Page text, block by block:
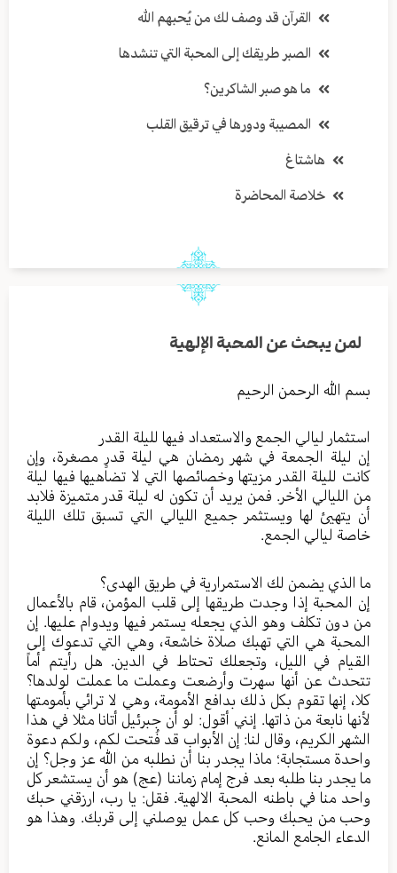
القرآن قد وصف لك من يُحبهم الله
الصبر طريقك إلى المحبة التي تنشدها
ما هو صبر الشاكرين؟
المصيبة ودورها في ترقيق القلب
هاشتاغ
خلاصة المحاضرة
لمن يبحث عن المحبة الإلهية
بسم الله الرحمن الرحيم
استثمار ليالي الجمع والاستعداد فيها لليلة القدر
إن ليلة الجمعة في شهر رمضان هي ليلة قدرٍ مصغرة، وإن
كانت لليلة القدر مزيتها وخصائصها التي لا تضاهيها فيها ليلة
من الليالي الأخر. فمن يريد أن تكون له ليلة قدر متميزة فلابد
أن يتهيئ لها ويستثمر جميع الليالي التي تسبق تلك الليلة
خاصة ليالي الجمع.
ما الذي يضمن لك الاستمرارية في طريق الهدى؟
إن المحبة إذا وجدت طريقها إلى قلب المؤمن، قام بالأعمال
من دون تكلف وهو الذي يجعله يستمر فيها ويدوام عليها. إن
المحبة هي التي تهبك صلاة خاشعة، وهي التي تدعوك إلى
القيام في الليل، وتجعلك تحتاط في الدين. هل رأيتم أماً
تتحدث عن أنها سهرت وأرضعت وعملت ما عملت لولدها؟
كلا، إنها تقوم بكل ذلك بدافع الأمومة، وهي لا ترائي بأمومتها
لأنها نابعة من ذاتها. إنني أقول: لو أن جبرئيل أتانا مثلا في هذا
الشهر الكريم، وقال لنا: إن الأبواب قد فُتحت لكم، ولكم دعوة
واحدة مستجابة؛ ماذا يجدر بنا أن نطلبه من الله عز وجل؟ إن
ما يجدر بنا طلبه بعد فرج إمام زماننا (عج) هو أن يستشعر كل
واحد منا في باطنه المحبة الالهية. فقل: يا رب، ارزقني حبك
وحب من يحبك وحب كل عمل يوصلني إلى قربك. وهذا هو
الدعاء الجامع المانع.